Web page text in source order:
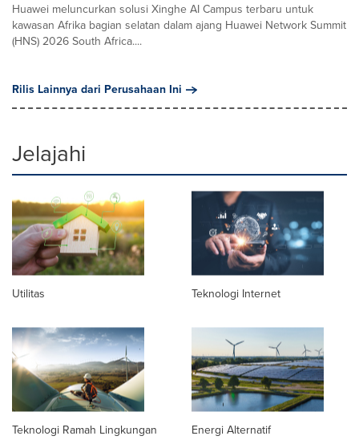
Huawei meluncurkan solusi Xinghe AI Campus terbaru untuk
kawasan Afrika bagian selatan dalam ajang Huawei Network Summit
(HNS) 2026 South Africa....
Rilis Lainnya dari Perusahaan Ini
Jelajahi
Utilitas Teknologi Internet
Teknologi Ramah Lingkungan Energi Alternatif